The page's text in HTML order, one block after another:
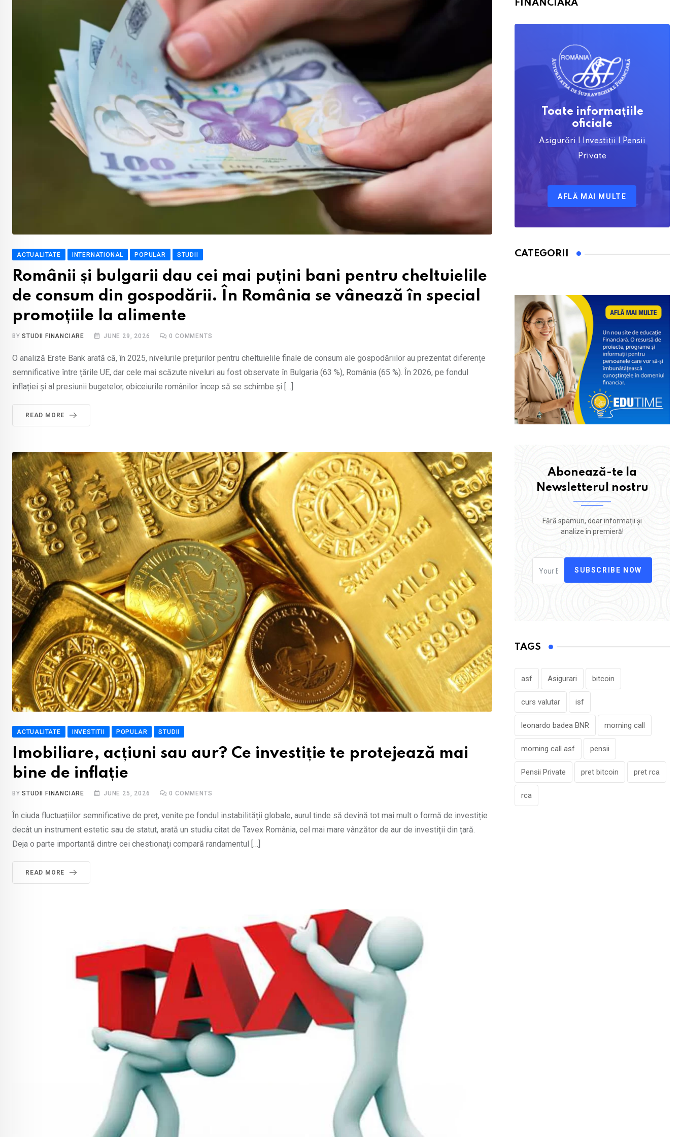
ACTUALITATE INTERNATIONAL POPULAR STUDII
Românii și bulgarii dau cei mai puțini bani pentru cheltuielile
de consum din gospodării. În România se vânează în special
promoțiile la alimente
BYSTUDII FINANCIARE JUNE 29, 2026 0 COMMENTS
O analiză Erste Bank arată că, în 2025, nivelurile prețurilor pentru cheltuielile finale de consum ale gospodăriilor au prezentat diferențe
semnificative între țările UE, dar cele mai scăzute niveluri au fost observate în Bulgaria (63 %), România (65 %). În 2026, pe fondul
inflației și al presiunii bugetelor, obiceiurile românilor încep să se schimbe și […]
READ MORE
ACTUALITATE INVESTITII POPULAR STUDII
Imobiliare, acțiuni sau aur? Ce investiție te protejează mai
bine de inflație
BYSTUDII FINANCIARE JUNE 25, 2026 0 COMMENTS
În ciuda fluctuațiilor semnificative de preț, venite pe fondul instabilității globale, aurul tinde să devină tot mai mult o formă de investiție
decât un instrument estetic sau de statut, arată un studiu citat de Tavex România, cel mai mare vânzător de aur de investiții din țară.
Deja o parte importantă dintre cei chestionați compară randamentul […]
READ MORE
FINANCIARĂ
Toate informațiile
oficiale
Asigurări | Investiții | Pensii
Private
AFLĂ MAI MULTE
CATEGORII
Abonează-te la
Newsletterul nostru
Fără spamuri, doar informații și
analize în premieră!
SUBSCRIBE NOW
TAGS
asf Asigurari bitcoin
curs valutar isf
leonardo badea BNR morning call
morning call asf pensii
Pensii Private pret bitcoin pret rca
rca